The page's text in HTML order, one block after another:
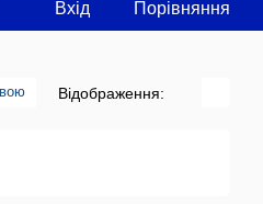
Вхід Порівняння
Відображення: